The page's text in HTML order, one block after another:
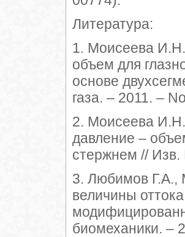
Литература:
1. Моисеева
объем для
основе
газа. – 2011. –
2. Моисеева
давление –
стержнем // Изв.
3. Любимов Г.А.,
величины
биомеханики. –